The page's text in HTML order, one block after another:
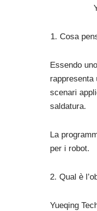
Cosa
Essendo
rappresenta
scenari
saldatura.
La
per i robot.
2. Qual è
Yueqing